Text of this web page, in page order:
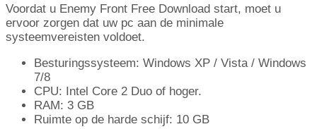
Voordat u Enemy Front Free Download start, moet u
ervoor zorgen dat uw pc aan de minimale
systeemvereisten voldoet.
Besturingssysteem: Windows XP / Vista / Windows
7/8
CPU: Intel Core 2 Duo of hoger.
RAM: 3 GB
Ruimte op de harde schijf: 10 GB